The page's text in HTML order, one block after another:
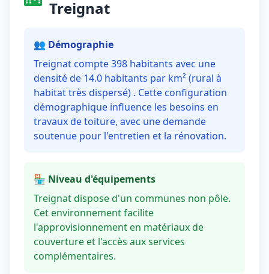
Treignat
👥 Démographie
Treignat compte 398 habitants avec une
densité de 14.0 habitants par km² (rural à
habitat très dispersé) . Cette configuration
démographique influence les besoins en
travaux de toiture, avec une demande
soutenue pour l'entretien et la rénovation.
🏪 Niveau d'équipements
Treignat dispose d'un communes non pôle.
Cet environnement facilite
l'approvisionnement en matériaux de
couverture et l'accès aux services
complémentaires.